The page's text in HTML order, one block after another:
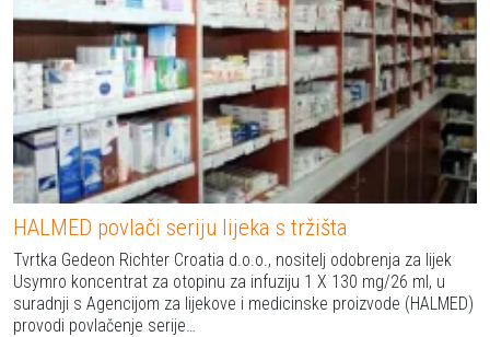
HALMED povlači seriju lijeka s tržišta
Tvrtka Gedeon Richter Croatia d.o.o., nositelj odobrenja za lijek
Usymro koncentrat za otopinu za infuziju 1 X 130 mg/26 ml, u
suradnji s Agencijom za lijekove i medicinske proizvode (HALMED)
provodi povlačenje serije…